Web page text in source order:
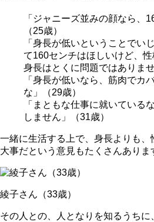
「ジャニーズ並みの顔なら、
（25歳）
「身長が低いということでい
て160センチはほしいけど、性
身長はとくに問題ではありま
「身長が低いなら、 筋肉でカ
な」（29歳）
「 まともな仕事に就いている
しません」（31歳）
一緒に生活する上で、 身長よりも、
大事だという意見もたくさんありま
綾子さん（33歳）
その人との、 人となりを知るうちに